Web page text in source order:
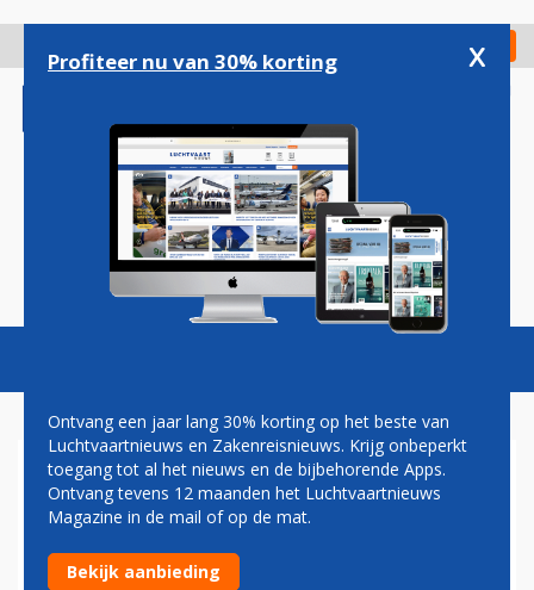
gaan
Check in
Magazine Podcasts Vacatures
DEMONSTRATIE EXTINCTION
REBELLION BIJ MAASTRICHT
AACHEN AIRPORT
Profiteer nu van 30% korting x
Ontvang een jaar lang 30% korting op het beste van
Luchtvaartnieuws en Zakenreisnieuws. Krijg onbeperkt
toegang tot al het nieuws en de bijbehorende Apps.
Ontvang tevens 12 maanden het Luchtvaartnieuws
Magazine in de mail of op de mat.
Bekijk aanbieding